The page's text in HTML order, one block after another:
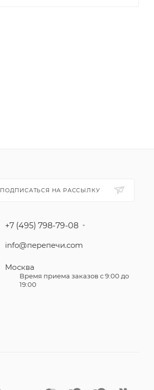
ПОДПИСАТЬСЯ НА РАССЫЛКУ
+7 (495) 798-79-08
info@перепечи.com
Москва
Время приема заказов с 9:00 до
19:00